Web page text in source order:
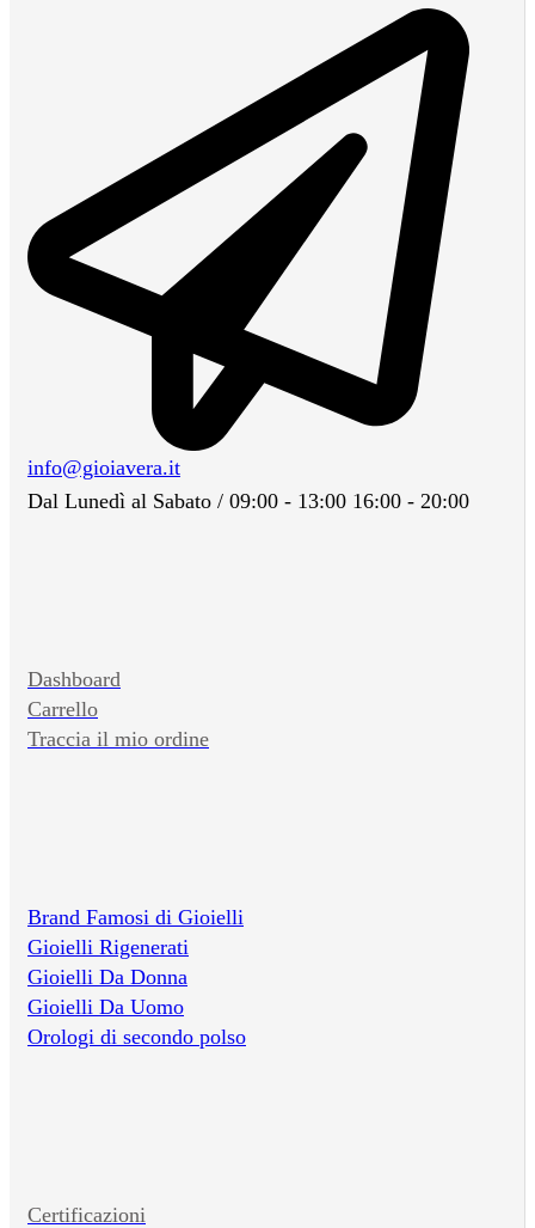
info@gioiavera.it
Dal Lunedì al Sabato / 09:00 - 13:00 16:00 - 20:00
Dashboard
Carrello
Traccia il mio ordine
Brand Famosi di Gioielli
Gioielli Rigenerati
Gioielli Da Donna
Gioielli Da Uomo
Orologi di secondo polso
Certificazioni